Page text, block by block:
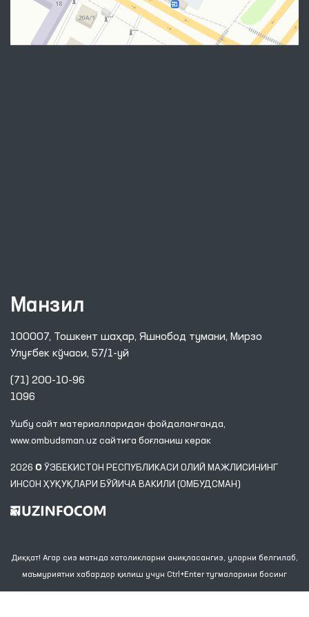
Манзил
100007, Тошкент шаҳар, Яшнобод тумани, Мирзо
Улуғбек кўчаси, 57/1-уй
(71) 200-10-96
1096
Ушбу сайт материалларидан фойдаланганда,
www.ombudsman.uz сайтига боғланиш керак
2026 © ЎЗБЕКИСТОН РЕСПУБЛИКАСИ ОЛИЙ МАЖЛИСИНИНГ
ИНСОН ҲУҚУҚЛАРИ БЎЙИЧА ВАКИЛИ (ОМБУДСМАН)
Диққат! Агар сиз матнда хатоликларни аниқласангиз, уларни белгилаб,
маъмуриятни хабардор қилиш учун Ctrl+Enter тугмаларини босинг